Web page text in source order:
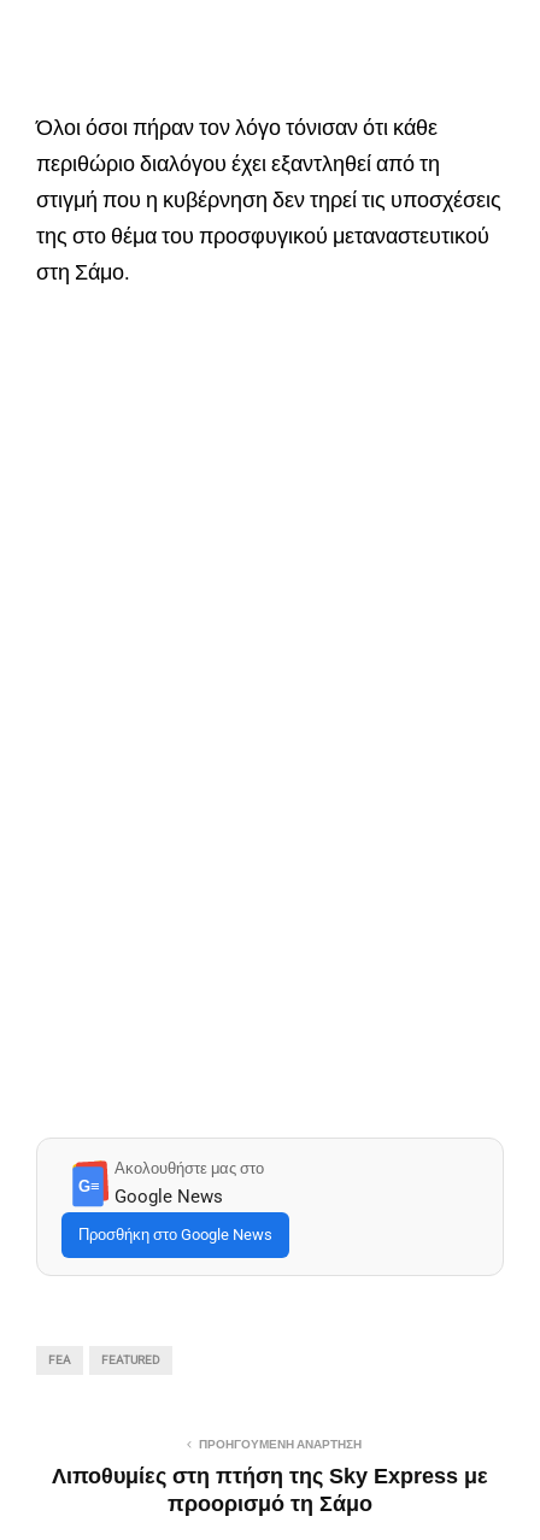
Όλοι όσοι πήραν τον λόγο τόνισαν ότι κάθε
περιθώριο διαλόγου έχει εξαντληθεί από τη
στιγμή που η κυβέρνηση δεν τηρεί τις υποσχέσεις
της στο θέμα του προσφυγικού μεταναστευτικού
στη Σάμο.
G≡
Ακολουθήστε μας στο
Google News
Προσθήκη στο Google News
FEA FEATURED
ΠΡΟΗΓΟΎΜΕΝΗ ΑΝΆΡΤΗΣΗ
Λιποθυμίες στη πτήση της Sky Express με
προορισμό τη Σάμο